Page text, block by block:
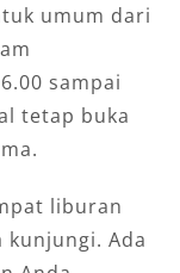
umum dari
sampai
tetap buka
liburan
kunjungi. Ada